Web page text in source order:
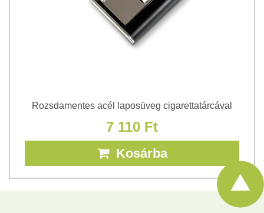
Rozsdamentes acél laposüveg cigarettatárcával
7 110 Ft
Kosárba